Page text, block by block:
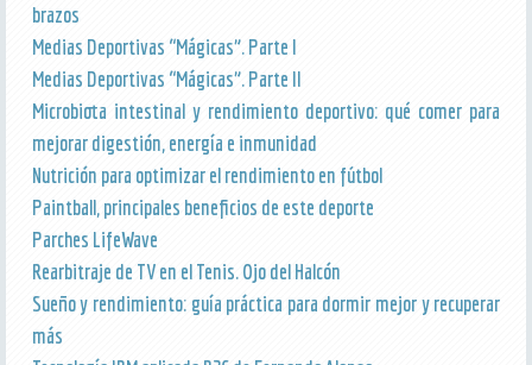
brazos
Medias Deportivas “Mágicas”. Parte I
Medias Deportivas “Mágicas”. Parte II
Microbiota intestinal y rendimiento deportivo: qué comer para
mejorar digestión, energía e inmunidad
Nutrición para optimizar el rendimiento en fútbol
Paintball, principales beneficios de este deporte
Parches LifeWave
Rearbitraje de TV en el Tenis. Ojo del Halcón
Sueño y rendimiento: guía práctica para dormir mejor y recuperar
más